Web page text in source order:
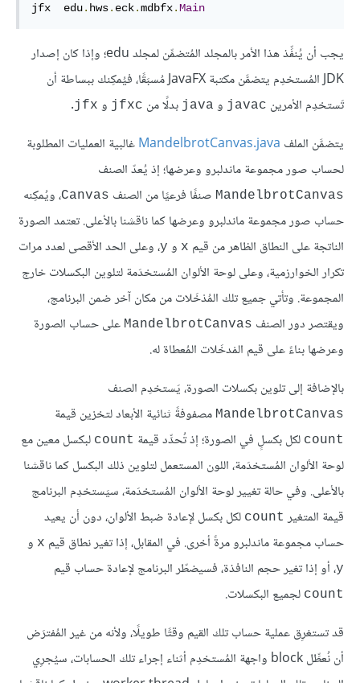
jfx  edu. hws. eck.mdbfx.Main
يجب أن يُنفِّذ هذا الأمر بالمجلد المُتضمِّن لمجلد edu؛ وإذا كان إصدار
JDK المُستخدِم يتضمَّن مكتبة JavaFX مُسبَقًا، فيُمكِنك ببساطة أن
تَستخدِم الأمرين javac و java بدلًا من jfxc و jfx
.
يتضمَّن الملف MandelbrotCanvas.javaغالبية العمليات المطلوبة
لحساب صور مجموعة ماندلبرو وعرضها؛ إذ يُعدّ الصنف
MandelbrotCanvas صنفًا فرعيًا من الصنف Canvas، ويُمكِنه
حساب صور مجموعة ماندلبرو وعرضها كما ناقشنا بالأعلى. تعتمد الصورة
الناتجة على النطاق الظاهر من قيم x و y، وعلى الحد الأقصى لعدد مرات
تكرار الخوارزمية، وعلى لوحة الألوان المُستخدَمة لتلوين البكسلات خارج
المجموعة. وتأتي جميع تلك المُدْخَلات من مكان آخر ضمن البرنامج،
ويقتصر دور الصنف MandelbrotCanvas على حساب الصورة
وعرضها بناءً على قيم المْدخَلات المُعطاة له.
بالإضافة إلى تلوين بكسلات الصورة، يَستخدِم الصنف
MandelbrotCanvas مصفوفةً ثنائية الأبعاد لتخزين قيمة
count لكل بكسلٍ في الصورة؛ إذ تُحدِّد قيمة count لبكسل معين مع
لوحة الألوان المُستخدَمة، اللون المستعمل لتلوين ذلك البكسل كما ناقشنا
بالأعلى. وفي حالة تغيير لوحة الألوان المُستخدَمة، سيَستخدِم البرنامج
قيمة المتغير count لكل بكسل لإعادة ضبط الألوان، دون أن يعيد
حساب مجموعة ماندلبرو مرةً أخرى. في المقابل، إذا تغير نطاق قيم x و
y، أو إذا تغير حجم النافذة، فسيضطّر البرنامج لإعادة حساب قيم
count لجميع البكسلات.
قد تستغرِق عملية حساب تلك القيم وقتًا طويلًا، ولأنه من غير المُفترَض
أن نُعطِّل block واجهة المُستخدِم أثناء إجراء تلك الحسابات، سيُجرِي